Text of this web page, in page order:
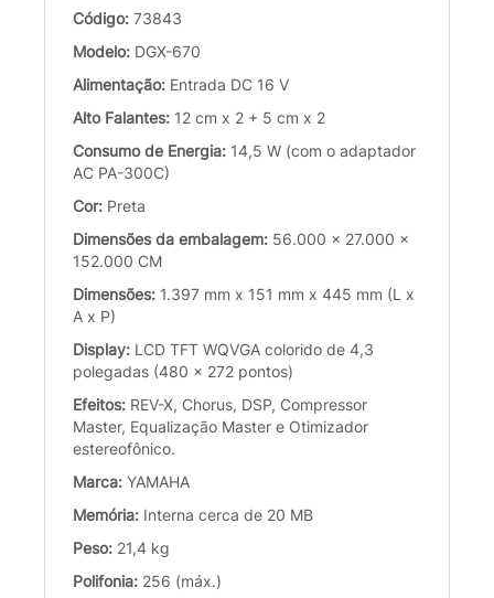
Código: 73843
Modelo: DGX-670
Alimentação: Entrada DC 16 V
Alto Falantes: 12 cm x 2 + 5 cm x 2
Consumo de Energia: 14,5 W (com o adaptador
AC PA-300C)
Cor: Preta
Dimensões da embalagem: 56.000 x 27.000 x
152.000 CM
Dimensões: 1.397 mm x 151 mm x 445 mm (L x
A x P)
Display: LCD TFT WQVGA colorido de 4,3
polegadas (480 × 272 pontos)
Efeitos: REV-X, Chorus, DSP, Compressor
Master, Equalização Master e Otimizador
estereofônico.
Marca: YAMAHA
Memória: Interna cerca de 20 MB
Peso: 21,4 kg
Polifonia: 256 (máx.)